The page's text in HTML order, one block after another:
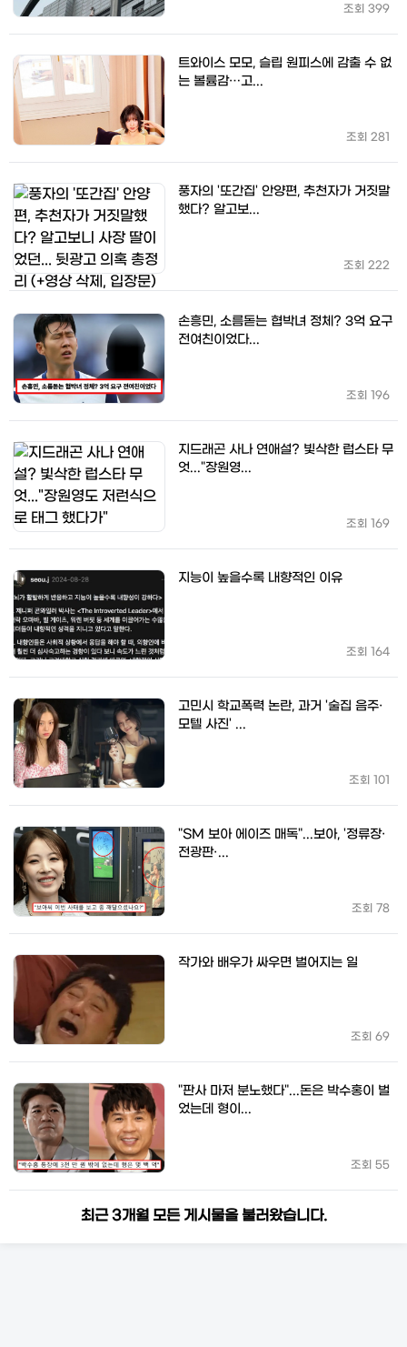
조회 399
트와이스 모모, 슬립 원피스에 감출 수 없
는 볼륨감…고...
조회 281
풍자의 '또간집' 안양편, 추천자가 거짓말
했다? 알고보...
조회 222
손흥민, 소름돋는 협박녀 정체? 3억 요구
전여친이었다...
조회 196
지드래곤 사나 연애설? 빛삭한 럽스타 무
엇..."장원영...
조회 169
지능이 높을수록 내향적인 이유
조회 164
고민시 학교폭력 논란, 과거 '술집 음주·
모텔 사진' ...
조회 101
"SM 보아 에이즈 매독"...보아, '정류장·
전광판·...
조회 78
작가와 배우가 싸우면 벌어지는 일
조회 69
"판사 마저 분노했다"...돈은 박수홍이 벌
었는데 형이...
조회 55
최근 3개월 모든 게시물을 불러왔습니다.